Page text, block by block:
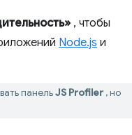
, чтобы
Node.js и
панельJS Profiler , но